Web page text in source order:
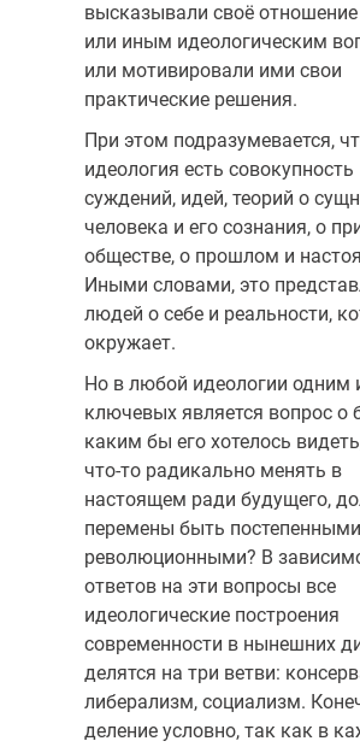
высказывали своё
или иным идеологическим
или мотивировали ими свои
практические решения.
При этом подразумевается,
идеология есть совокупность
суждений, идей, теорий о
человека и его сознания, о
обществе, о прошлом и
Иными словами, это
людей о себе и реальности,
окружает.
Но в любой идеологии одним
ключевых является вопрос о
каким бы его хотелось
что-то радикально менять в
настоящем ради будущего,
перемены быть
революционными? В
ответов на эти вопросы все
идеологические построения
современности в нынешних
делятся на три ветви:
либерализм, социализм.
деление условно, так как в